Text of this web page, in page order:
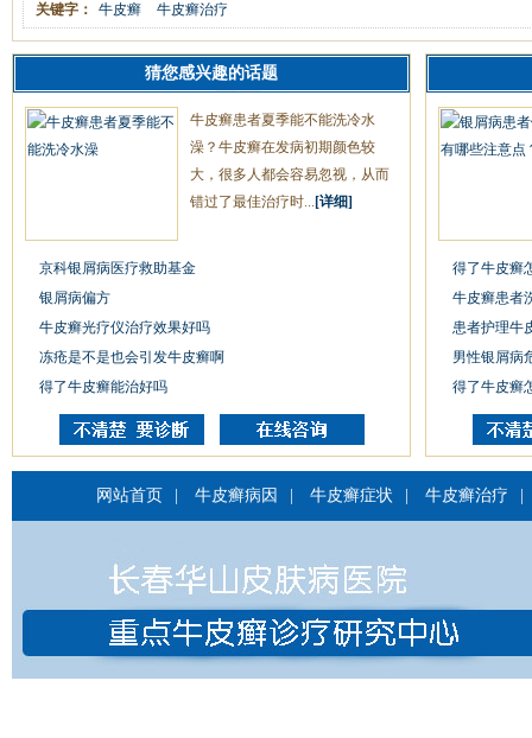
关键字： 牛皮癣 牛皮癣治疗
猜您感兴趣的话题
牛皮癣患者夏季能不能洗冷水
澡？牛皮癣在发病初期颜色较
大，很多人都会容易忽视，从而
错过了最佳治疗时... [详细]
京科银屑病医疗救助基金
银屑病偏方
牛皮癣光疗仪治疗效果好吗
冻疮是不是也会引发牛皮癣啊
得了牛皮癣能治好吗
得了牛皮癣
牛皮癣患者
患者护理牛
男性银屑病
得了牛皮癣
网站首页 牛皮癣病因 牛皮癣症状 牛皮癣治疗